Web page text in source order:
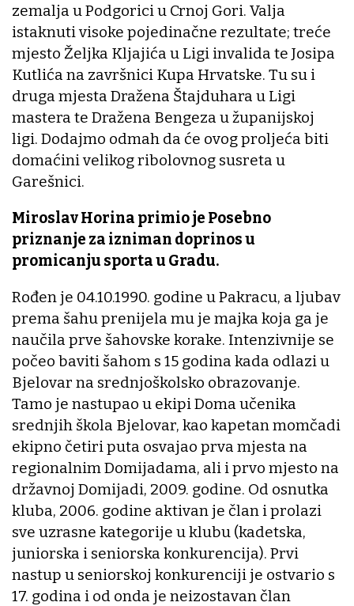
zemalja u Podgorici u Crnoj Gori. Valja
istaknuti visoke pojedinačne rezultate; treće
mjesto Željka Kljajića u Ligi invalida te Josipa
Kutlića na završnici Kupa Hrvatske. Tu su i
druga mjesta Dražena Štajduhara u Ligi
mastera te Dražena Bengeza u županijskoj
ligi. Dodajmo odmah da će ovog proljeća biti
domaćini velikog ribolovnog susreta u
Garešnici.
Miroslav Horina primio je Posebno
priznanje za izniman doprinos u
promicanju sporta u Gradu.
Rođen je 04.10.1990. godine u Pakracu, a ljubav
prema šahu prenijela mu je majka koja ga je
naučila prve šahovske korake. Intenzivnije se
počeo baviti šahom s 15 godina kada odlazi u
Bjelovar na srednjoškolsko obrazovanje.
Tamo je nastupao u ekipi Doma učenika
srednjih škola Bjelovar, kao kapetan momčadi
ekipno četiri puta osvajao prva mjesta na
regionalnim Domijadama, ali i prvo mjesto na
državnoj Domijadi, 2009. godine. Od osnutka
kluba, 2006. godine aktivan je član i prolazi
sve uzrasne kategorije u klubu (kadetska,
juniorska i seniorska konkurencija). Prvi
nastup u seniorskoj konkurenciji je ostvario s
17. godina i od onda je neizostavan član